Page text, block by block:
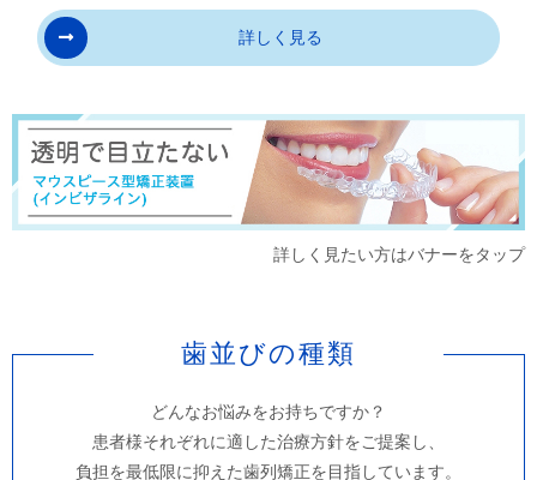
矯正装置（インビザライン）」
・マウスピース型矯正装置（インビザライ
ン）は、米国アライン・テクノロジー社の
製品であり、矯正専門の歯科医師が患者様
の治療計画を作成し、細かな修正を加えて
米国のアライン・テクノロジー社にてマウ
作製されます。作製されたインビザライン
・国内にもマウスピース型矯正装置（イン
ビザライン）として医薬品医療機器等法
詳しく見る
詳しく見たい方はバナーをタップ
歯並びの種類
どんなお悩みをお持ちですか？
患者様それぞれに適した治療方針をご提案し、
負担を最低限に抑えた歯列矯正を目指しています。